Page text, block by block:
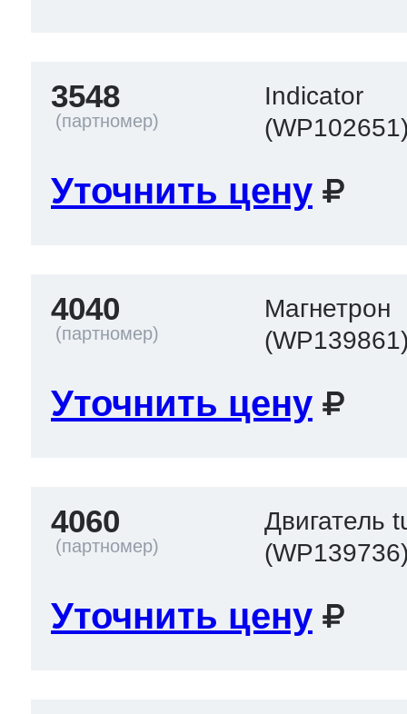
3548
Indicator
Уточнить цену
4040
Магнетрон
Уточнить цену
4060
Двигатель
Уточнить цену